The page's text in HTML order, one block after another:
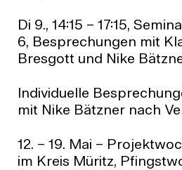
Di 9., 14:15 – 17:15,
6, Besprechungen mit
Bresgott und Nike
Individuelle
mit Nike Bätzner nach
12. – 19. Mai –
im Kreis Müritz,